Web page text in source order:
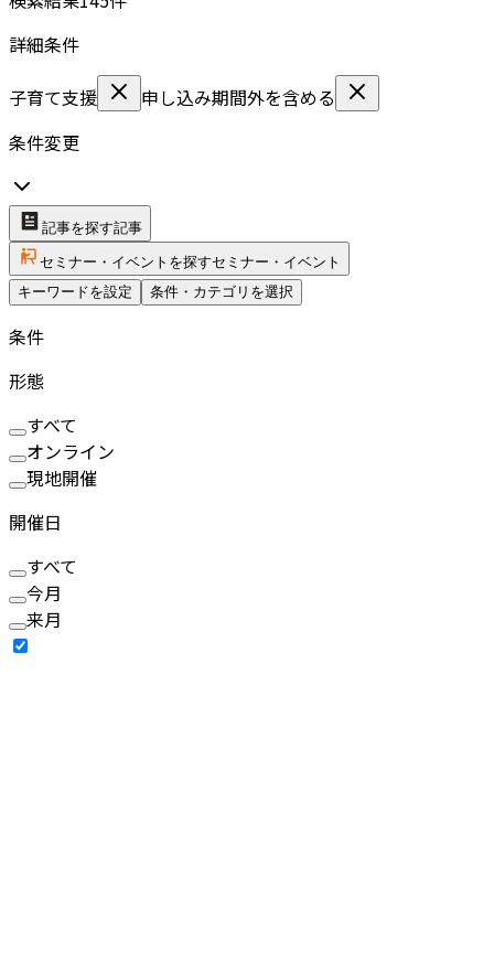
詳細条件
子育て支援
申し込み期間外を含める
条件変更
記事を探す記事
セミナー・イベントを探すセミナー・イベント
キーワードを設定
条件・カテゴリを選択
条件
形態
すべて
オンライン
現地開催
開催日
すべて
今月
来月